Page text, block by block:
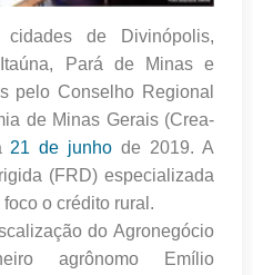
de Divinópolis,
Pará de Minas e
pelo Conselho Regional
de Minas Gerais (Crea-
21 de junho de 2019. A
(FRD) especializada
o crédito rural.
do Agronegócio
agrônomo Emílio